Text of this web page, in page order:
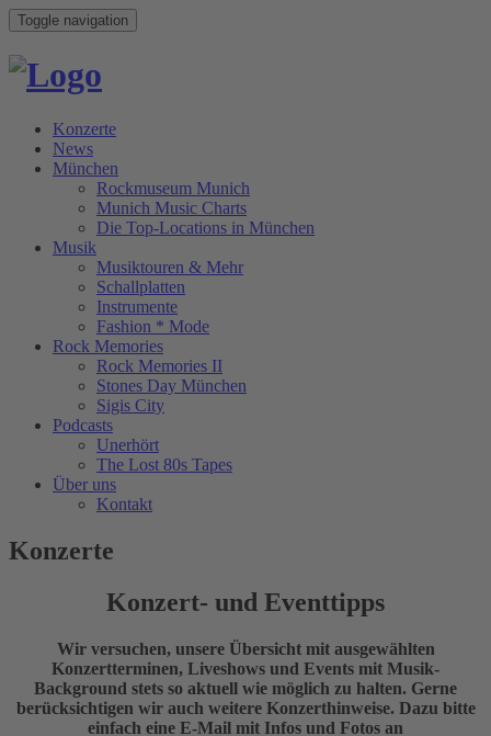
Toggle navigation
Konzerte
News
München
Rockmuseum Munich
Munich Music Charts
Die Top-Locations in München
Musik
Musiktouren & Mehr
Schallplatten
Instrumente
Fashion * Mode
Rock Memories
Rock Memories II
Stones Day München
Sigis City
Podcasts
Unerhört
The Lost 80s Tapes
Über uns
Kontakt
Konzerte
Konzert- und Eventtipps
Wir versuchen, unsere Übersicht mit ausgewählten
Konzertterminen, Liveshows und Events mit Musik-
Background stets so aktuell wie möglich zu halten. Gerne
berücksichtigen wir auch weitere Konzerthinweise. Dazu bitte
einfach eine E-Mail mit Infos und Fotos an